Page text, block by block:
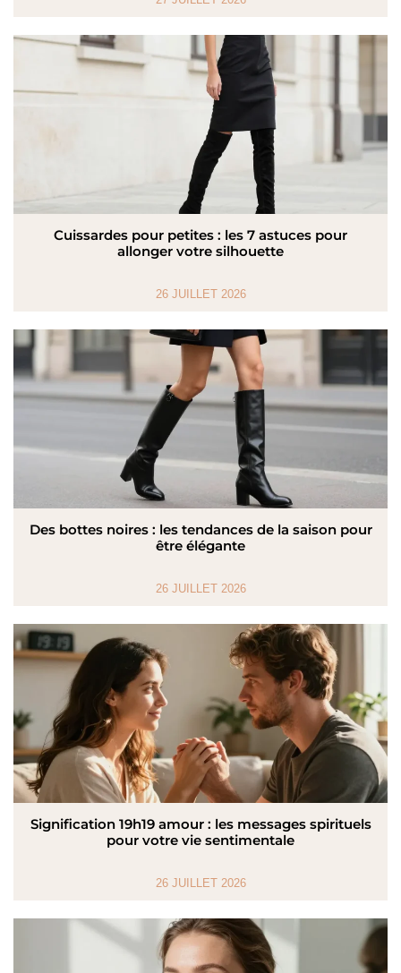
Cuissardes pour petites : les 7 astuces pour
allonger votre silhouette
26 JUILLET 2026
Des bottes noires : les tendances de la saison pour
être élégante
26 JUILLET 2026
Signification 19h19 amour : les messages spirituels
pour votre vie sentimentale
26 JUILLET 2026